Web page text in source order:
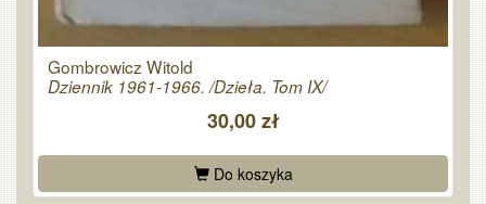
Gombrowicz Witold
Dziennik 1961-1966. /Dzieła. Tom IX/
30,00 zł
Do koszyka